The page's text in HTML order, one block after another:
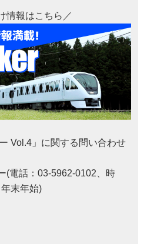
情報はこちら／
Vol.4」に関する問い合わせ
(電話：03-5962-0102、時
末年始)